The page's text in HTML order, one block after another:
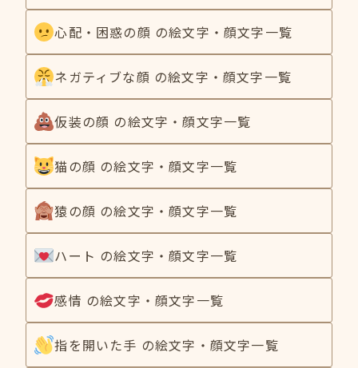
心配・困惑の顔 の絵文字・顔文字一覧
ネガティブな顔 の絵文字・顔文字一覧
仮装の顔 の絵文字・顔文字一覧
猫の顔 の絵文字・顔文字一覧
猿の顔 の絵文字・顔文字一覧
ハート の絵文字・顔文字一覧
感情 の絵文字・顔文字一覧
指を開いた手 の絵文字・顔文字一覧